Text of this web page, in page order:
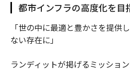
都市インフラの高度化を目
「世の中に最適と豊かさを提供
ない存在に」
ランディットが掲げるミッション